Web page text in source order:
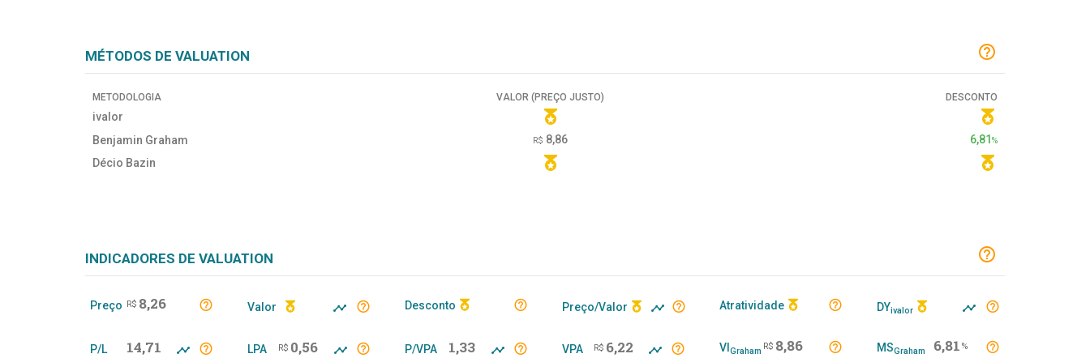
MÉTODOS DE VALUATION
METODOLOGIA VALOR (PREÇO JUSTO) DESCONTO
ivalor
Benjamin Graham
R$ 8,86 6,81%
Décio Bazin
INDICADORES DE VALUATION
Preço R$ 8,26 Valor Desconto Preço/Valor Atratividade DYivalor
P/L 14,71 LPA R$ 0,56 P/VPA 1,33 VPA R$ 6,22 VI Graham R$ 8,86 MSGraham 6,81 %